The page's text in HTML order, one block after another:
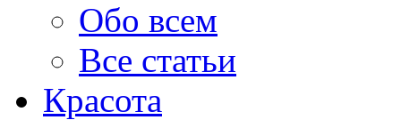
Обо всем
Все статьи
Красота